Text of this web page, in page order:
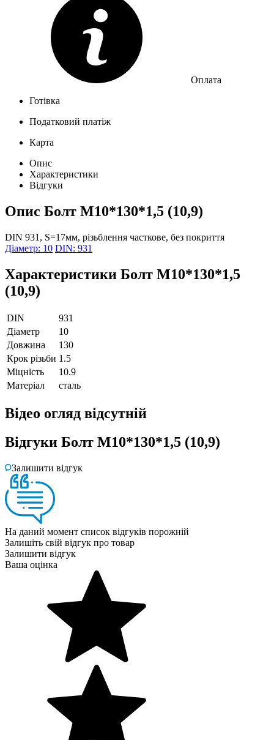
Оплата
Готівка
Податковий платіж
Карта
Опис
Характеристики
Відгуки
Опис Болт М10*130*1,5 (10,9)
DIN 931, S=17мм, різьблення часткове, без покриття
Діаметр: 10 DIN: 931
Характеристики Болт М10*130*1,5
(10,9)
DIN
931
Діаметр
10
Довжина
130
Крок різьби 1.5
Міцність
10.9
Матеріал
сталь
Відео огляд відсутній
Відгуки Болт М10*130*1,5 (10,9)
Залишити відгук
На даний момент список відгуків порожній
Залишіть свій відгук про товар
Залишити відгук
Ваша оцінка